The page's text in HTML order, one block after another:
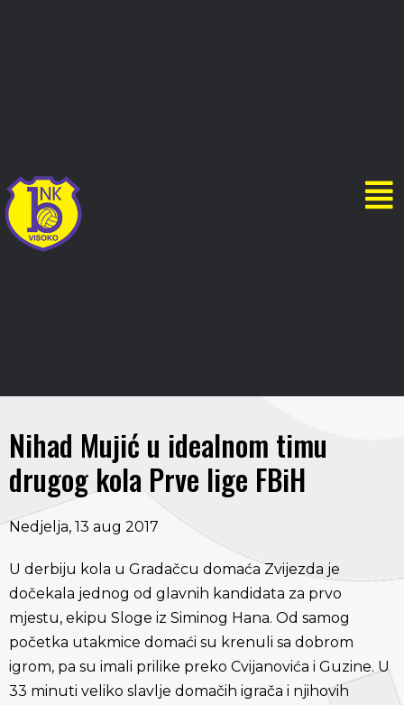
Nihad Mujić u idealnom timu
drugog kola Prve lige FBiH
Nedjelja, 13 aug 2017
U derbiju kola u Gradačcu domaća Zvijezda je
dočekala jednog od glavnih kandidata za prvo
mjestu, ekipu Sloge iz Siminog Hana. Od samog
početka utakmice domaći su krenuli sa dobrom
igrom, pa su imali prilike preko Cvijanovića i Guzine. U
33 minuti veliko slavlje domačih igrača i njihovih